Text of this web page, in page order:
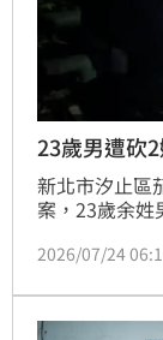
23歲男遭砍
新北市汐止區
案，23歲余姓
犯，疑因感情
2026/07/24